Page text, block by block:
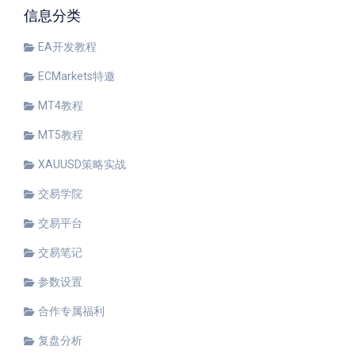
信息分类
EA开发教程
ECMarkets特邀
MT4教程
MT5教程
XAUUSD策略实战
交易学院
交易平台
交易笔记
参数设置
合作专属福利
复盘分析